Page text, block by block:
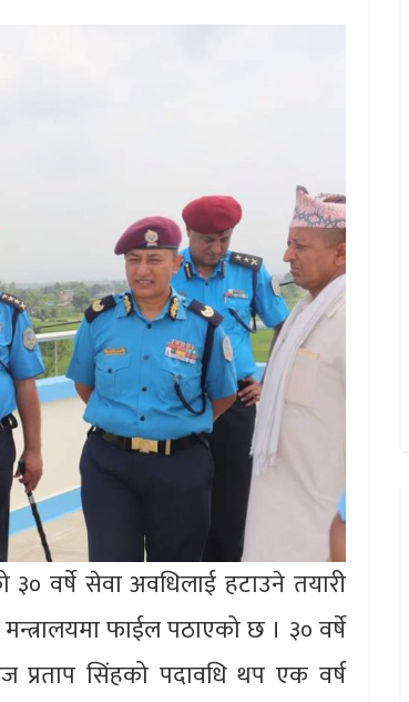
वर्षे सेवा अवधिलाई हटाउने तयारी
फाईल पठाएको छ । ३० वर्षे
प्रताप सिंहको पदावधि थप एक वर्ष